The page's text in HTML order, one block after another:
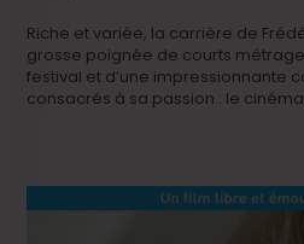
Riche et variée, la carrière de
grosse poignée de courts
festival et d’une impressionnante
consacrés à sa passion : le